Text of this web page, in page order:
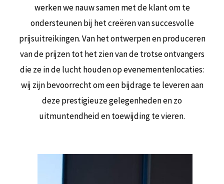
werken we nauw samen met de klant om te
ondersteunen bij het creëren van succesvolle
prijsuitreikingen. Van het ontwerpen en produceren
van de prijzen tot het zien van de trotse ontvangers
die ze in de lucht houden op evenementenlocaties:
wij zijn bevoorrecht om een ​​bijdrage te leveren aan
deze prestigieuze gelegenheden en zo
uitmuntendheid en toewijding te vieren.